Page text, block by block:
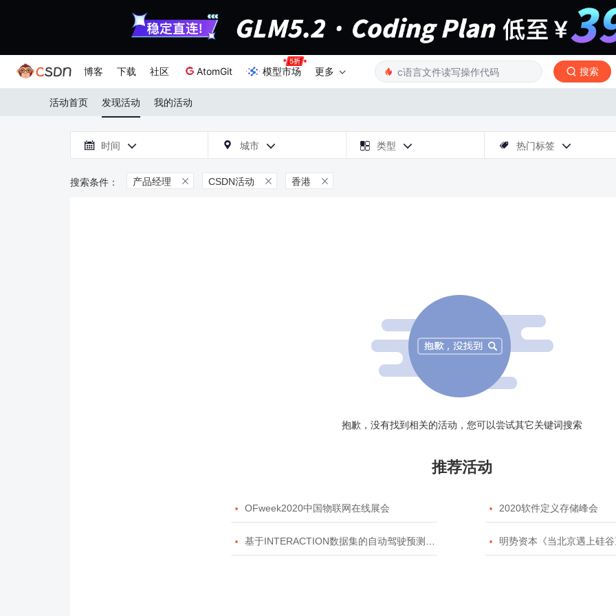
博客 下载 社区 AtomGit 模型市场 更多 搜索
活动首页 发现活动 我的活动
 时间   城市   类型   热门标签 
产品经理  CSDN活动  香港 
抱歉，没有找到相关的活动，您可以尝试其它关键词搜索
推荐活动
 OFweek2020中国物联网在线展会  2020软件定义存储峰会
 基于INTERACTION数据集的自动驾驶预测模型挑战赛  明势资本《当北京遇上硅谷》系列